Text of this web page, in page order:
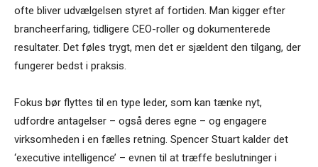
ofte bliver udvælgelsen styret af fortiden. Man kigger efter
brancheerfaring, tidligere CEO-roller og dokumenterede
resultater. Det føles trygt, men det er sjældent den tilgang, der
fungerer bedst i praksis.
Fokus bør flyttes til en type leder, som kan tænke nyt,
udfordre antagelser – også deres egne – og engagere
virksomheden i en fælles retning. Spencer Stuart kalder det
‘executive intelligence’ – evnen til at træffe beslutninger i